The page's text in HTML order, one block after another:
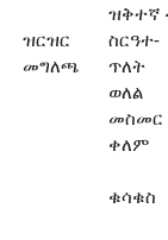
ዝቅተኛ
ዝርዝር
መግለጫ
ስርዓተ-
ጥለት
ወለል
መስመር
ቀለም
ቁሳቁስ